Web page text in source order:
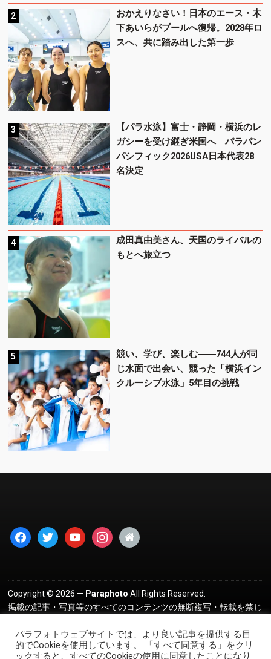
おかえりなさい！日本のエース・木
下あいらがプールへ復帰。2028年ロ
スへ、共に踏み出した第一歩
【パラ水泳】富士・静岡・横浜のレ
ガシーを受け継ぎ米国へ パラパン
パシフィック2026USA日本代表28
名決定
成田真由美さん、天国のライバルの
もとへ旅立つ
競い、学び、楽しむ――744人が同
じ水面で出会い、競った「横浜イン
クルーシブ水泳」5年目の挑戦
facebooktwitter youtubeinstagram
home
Copyright © 2026 — Paraphoto All Rights Reserved.
掲載の記事・写真等のすべてのコンテンツの無断複写・転載を禁じ
パラフォトウェブサイトでは、より良い記事を提供する目
的でCookieを使用しています。 「すべて同意する」をクリ
ックすると、すべてのCookieの使用に同意したことになり